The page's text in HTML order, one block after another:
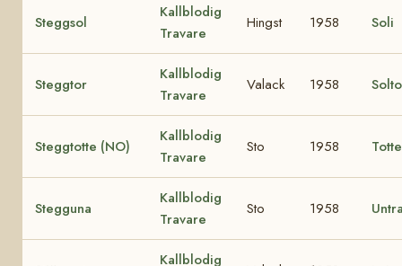
Steggsol
Kallblodig
Travare
Hingst 1958 Soli
Steggtor
Kallblodig
Travare
Valack 1958
Steggtotte (NO)
Kallblodig
Travare
Sto 1958
Stegguna
Kallblodig
Travare
Sto 1958
Kallblodig